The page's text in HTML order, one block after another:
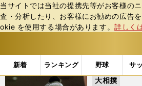
当サイトでは当社の提携先等がお客様の
査・分析したり、お客様にお勧めの広告
okie を使⽤する場合があります。詳しく
新着 ランキング 野球 サ
b
ス
ポ
「#広島県東広島市」の最新ニュ
大相撲